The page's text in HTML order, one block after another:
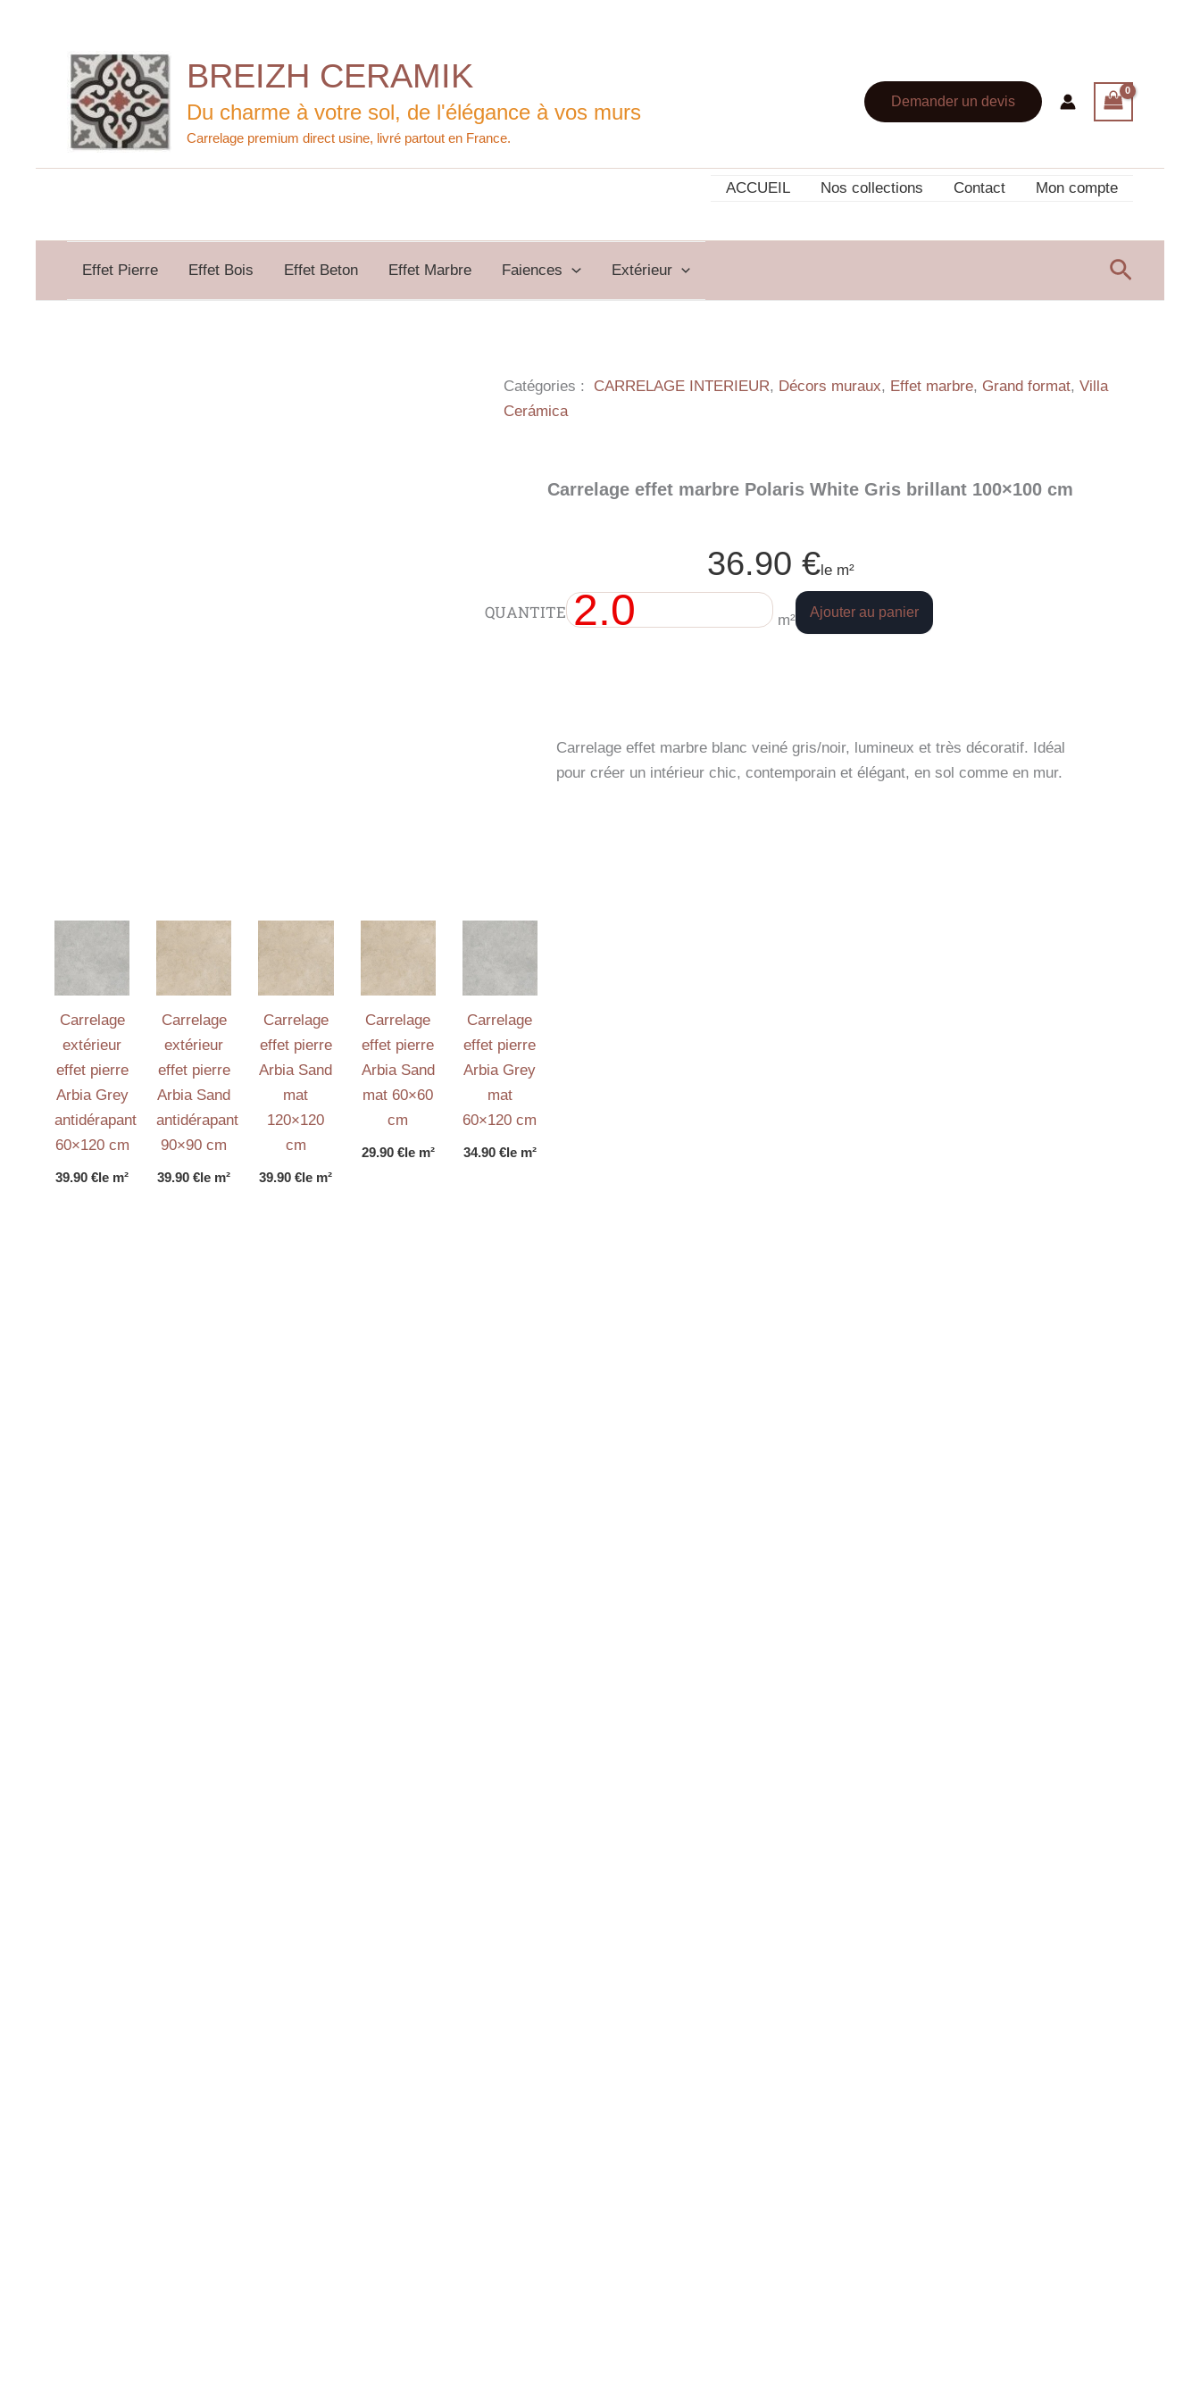
BREIZH CERAMIK
Du charme à votre sol, de l'élégance à vos murs Demander un devis
ACCUEIL Nos collections Contact Mon compte
Effet Pierre Effet Bois Effet Beton Effet Marbre Faiences Extérieur
Catégories : CARRELAGE INTERIEUR, Décors muraux, Effet marbre, Grand format, Villa
Cerámica
Carrelage effet marbre Polaris White Gris brillant 100×100 cm
36.90€le m²
QUANTITE
quantité
de
brillant
100x100
cm
m² Ajouter au panier
Carrelage effet marbre blanc veiné gris/noir, lumineux et très décoratif. Idéal
pour créer un intérieur chic, contemporain et élégant, en sol comme en mur.
Carrelage
extérieur
effet pierre
Arbia Grey
antidérapant
60×120 cm
39.90€le m²
Carrelage
extérieur
effet pierre
Arbia Sand
antidérapant
90×90 cm
39.90€le m²
Carrelage
effet pierre
Arbia Sand
mat
120×120
cm
39.90€le m²
Carrelage
effet pierre
Arbia Sand
mat 60×60
cm
29.90 €le m²
Carrelage
effet pierre
Arbia Grey
mat
60×120 cm
34.90 €le m²